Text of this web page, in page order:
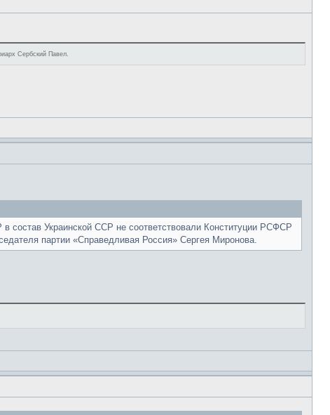
Сербский Павел.
Украинской ССР не соответствовали Конституции РСФСР
партии «Справедливая Россия» Сергея Миронова.